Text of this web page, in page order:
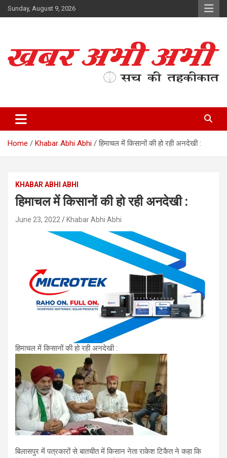
Skip
to
Sunday, August 9, 2026
Home Khabar Abhi Abhi हिमाचल में किसानों की हो रही अनदेखी :
KHABAR ABHI ABHI
हिमाचल में किसानों की हो रही अनदेखी :
June 23, 2022 Khabar Abhi Abhi
हिमाचल में किसानों की हो रही अनदेखी :
बिलासपुर में पत्रकारों से बातचीत में किसान नेता राकेश टिकैत ने कहा कि